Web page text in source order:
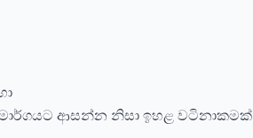
ආසන්න නිසා ඉහළ වටිනාකමක්